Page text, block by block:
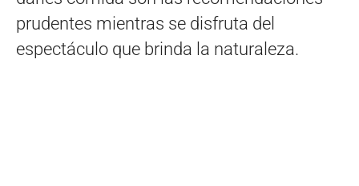
prudentes mientras se disfruta del
espectáculo que brinda la naturaleza.